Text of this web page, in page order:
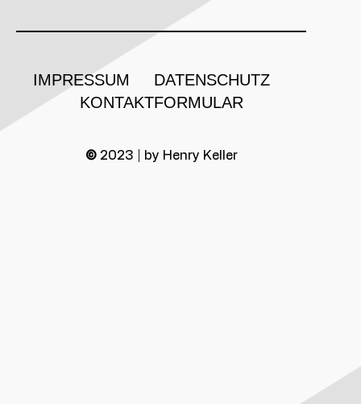
IMPRESSUM
DATENSCHUTZ
KONTAKTFORMULAR
©2023 | by Henry Keller